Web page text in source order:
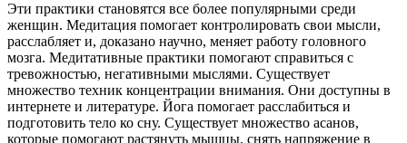
Эти практики становятся все более популярными среди
женщин. Медитация помогает контролировать свои мысли,
расслабляет и, доказано научно, меняет работу головного
мозга. Медитативные практики помогают справиться с
тревожностью, негативными мыслями. Существует
множество техник концентрации внимания. Они доступны в
интернете и литературе. Йога помогает расслабиться и
подготовить тело ко сну. Существует множество асанов,
которые помогают растянуть мышцы, снять напряжение в